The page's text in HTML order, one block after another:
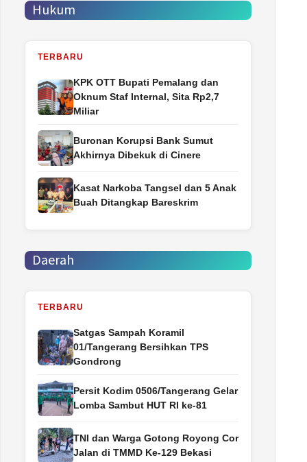
Hukum
TERBARU
‎KPK OTT Bupati Pemalang dan
Oknum Staf Internal, Sita Rp2,7
Miliar
Buronan Korupsi Bank Sumut
Akhirnya Dibekuk di Cinere
Kasat Narkoba Tangsel dan 5 Anak
Buah Ditangkap Bareskrim
Daerah
TERBARU
Satgas Sampah Koramil
01/Tangerang Bersihkan TPS
Gondrong
Persit Kodim 0506/Tangerang Gelar
Lomba Sambut HUT RI ke-81
TNI dan Warga Gotong Royong Cor
Jalan di TMMD Ke-129 Bekasi